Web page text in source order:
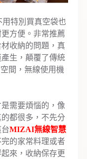
用特別買真空袋也
方便。非常推薦
收納的問題，真
生，顛覆了傳統
間，無線使用機
需要煩惱的，像
都很多，不先分
MIZAI無線智慧
的家常料理或者
來，收納保存更